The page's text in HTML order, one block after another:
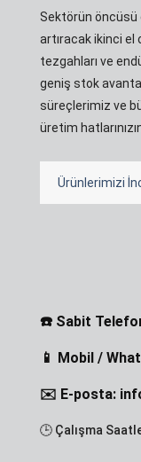
Sektörün öncüsü
artıracak ikinci el
tezgahları ve
geniş stok
süreçlerimiz ve
üretim
Ürünlerimizi
☎️ Sabit
📱 Mobil /
✉️ E-posta:
🕒 Çalışma